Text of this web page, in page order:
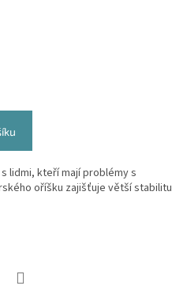
lidmi, kteří mají problémy s
oříšku zajišťuje větší stabilitu